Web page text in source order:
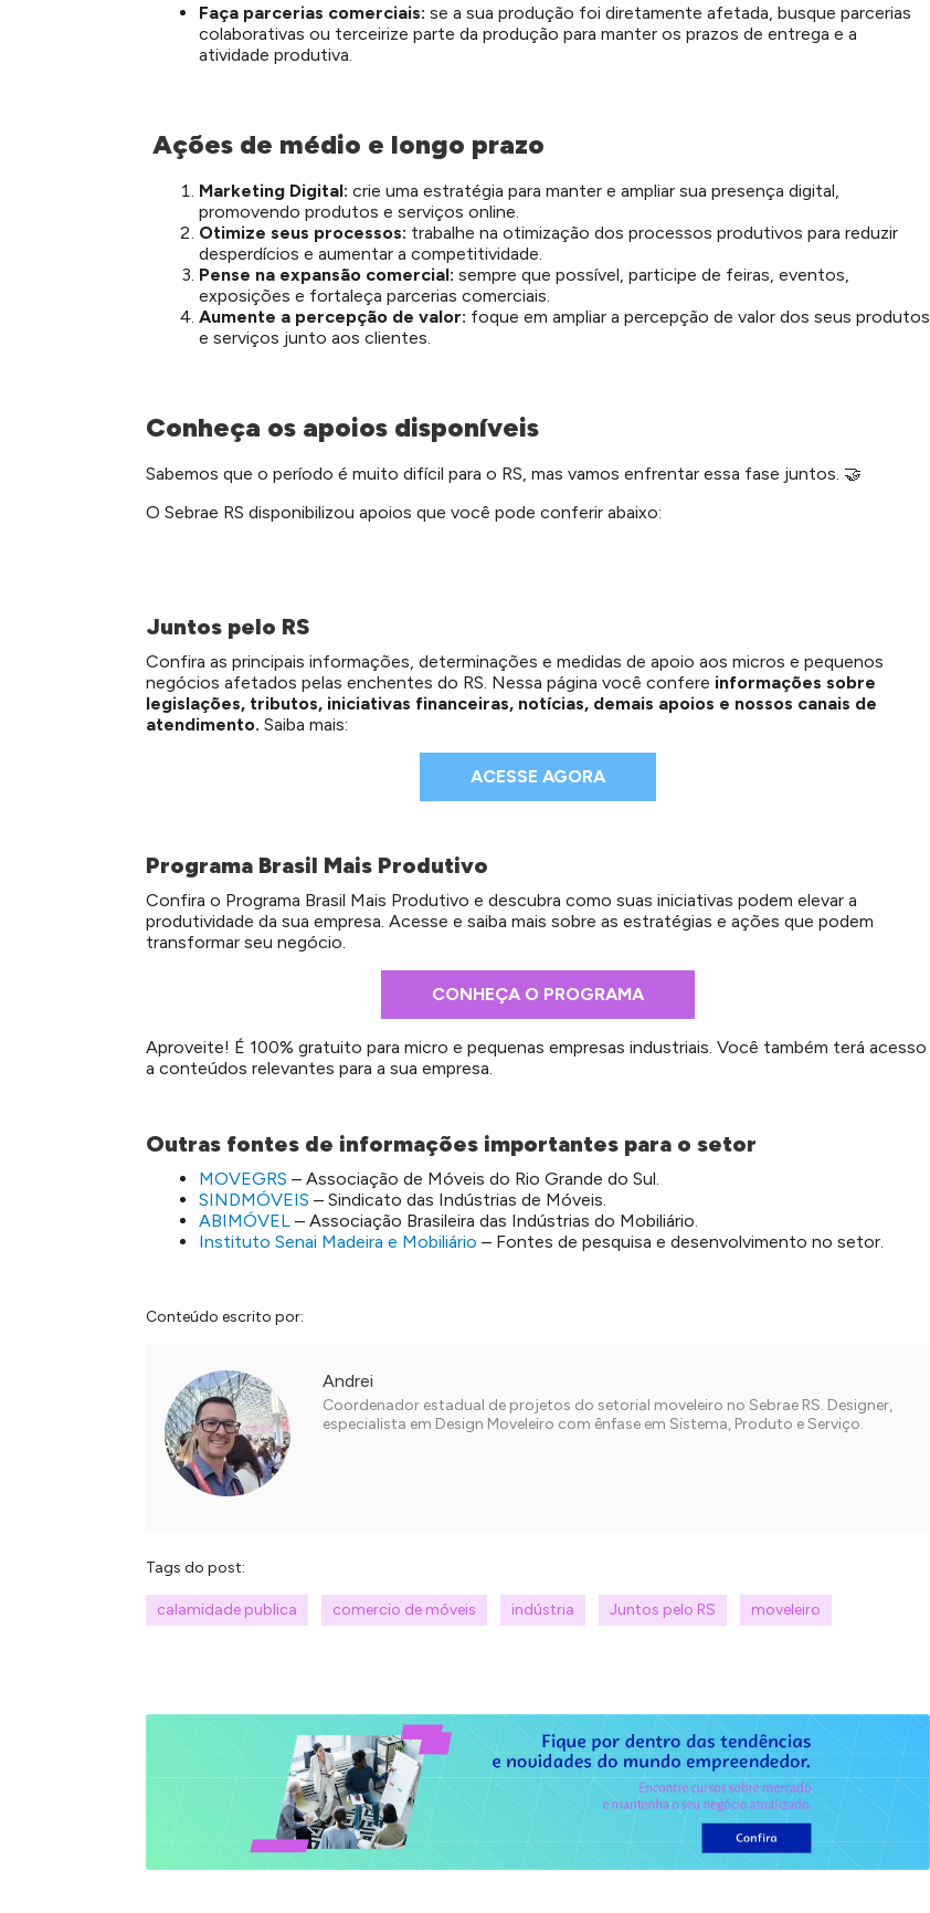
Faça parcerias comerciais: se a sua produção foi diretamente afetada, busque parcerias
colaborativas ou terceirize parte da produção para manter os prazos de entrega e a
atividade produtiva.
Ações de médio e longo prazo
Marketing Digital: crie uma estratégia para manter e ampliar sua presença digital,
promovendo produtos e serviços online.
Otimize seus processos: trabalhe na otimização dos processos produtivos para reduzir
desperdícios e aumentar a competitividade.
Pense na expansão comercial: sempre que possível, participe de feiras, eventos,
exposições e fortaleça parcerias comerciais.
Aumente a percepção de valor: foque em ampliar a percepção de valor dos seus produtos
e serviços junto aos clientes.
Conheça os apoios disponíveis
Sabemos que o período é muito difícil para o RS, mas vamos enfrentar essa fase juntos. 🤝
O Sebrae RS disponibilizou apoios que você pode conferir abaixo:
Juntos pelo RS
Confira as principais informações, determinações e medidas de apoio aos micros e pequenos
negócios afetados pelas enchentes do RS. Nessa página você confere informações sobre
legislações, tributos, iniciativas financeiras, notícias, demais apoios e nossos canais de
atendimento. Saiba mais:
ACESSE AGORA
Programa Brasil Mais Produtivo
Confira o Programa Brasil Mais Produtivo e descubra como suas iniciativas podem elevar a
produtividade da sua empresa. Acesse e saiba mais sobre as estratégias e ações que podem
transformar seu negócio.
CONHEÇA O PROGRAMA
Aproveite! É 100% gratuito para micro e pequenas empresas industriais. Você também terá acesso
a conteúdos relevantes para a sua empresa.
Outras fontes de informações importantes para o setor
MOVEGRS – Associação de Móveis do Rio Grande do Sul.
SINDMÓVEIS – Sindicato das Indústrias de Móveis.
ABIMÓVEL – Associação Brasileira das Indústrias do Mobiliário.
Instituto Senai Madeira e Mobiliário – Fontes de pesquisa e desenvolvimento no setor.
Conteúdo escrito por:
Andrei
Coordenador estadual de projetos do setorial moveleiro no Sebrae RS. Designer,
especialista em Design Moveleiro com ênfase em Sistema, Produto e Serviço.
Tags do post:
calamidade publica comercio de móveis indústria Juntos pelo RS moveleiro